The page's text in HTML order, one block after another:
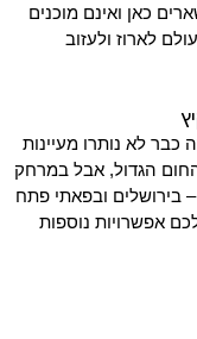
כאן ואינם מוכנים
לארוז ולעזוב
כבר לא נותרו מעיינות
הגדול, אבל במרחק
בירושלים ובפאתי פתח
אפשרויות נוספות